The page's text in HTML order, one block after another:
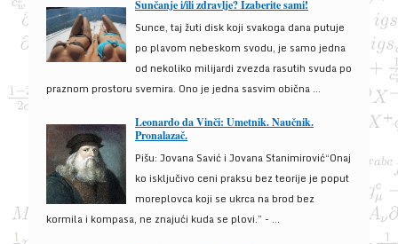
Sunčanje i/ili zdravlje? Izaberite sami!
Sunce, taj žuti disk koji svakoga dana putuje
po plavom nebeskom svodu, je samo jedna
od nekoliko milijardi zvezda rasutih svuda po
praznom prostoru svemira. Ono je jedna sasvim obična ...
Leonardo da Vinči: Umetnik. Naučnik.
Pronalazač.
Pišu: Jovana Savić i Jovana Stanimirović“Onaj
ko isključivo ceni praksu bez teorije je poput
moreplovca koji se ukrca na brod bez
kormila i kompasa, ne znajući kuda se plovi.” - ...